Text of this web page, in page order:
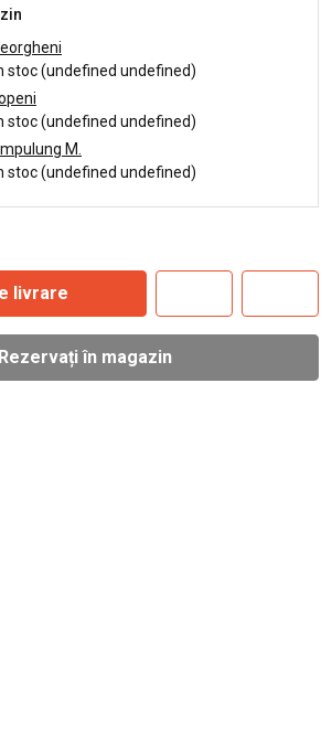
stoc (undefined undefined)
stoc (undefined undefined)
M.
stoc (undefined undefined)
livrare
Rezervați în magazin